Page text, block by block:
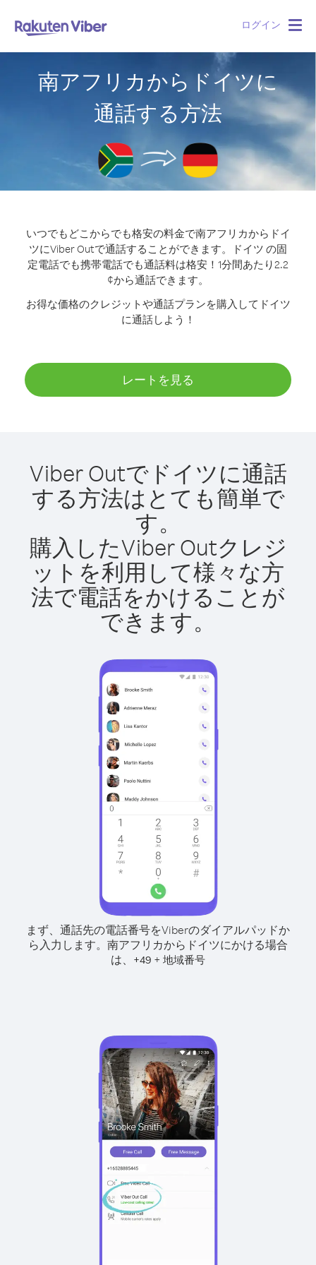
ログイン
南アフリカからドイツに
通話する方法
いつでもどこからでも格安の料金で南アフリカからドイ
ツにViber Outで通話することができます。
ドイツ の固
定電話でも携帯電話でも通話料は格安！1分間あたり2.2
¢から通話できます。
お得な価格のクレジットや通話プランを購入してドイツ
に通話しよう！
レートを見る
Viber Outでドイツに通話
する方法はとても簡単で
す。
購入したViber Outクレジ
ットを利用して様々な方
法で電話をかけることが
できます。
まず、通話先の電話番号をViberのダイアルパッドか
ら入力します。 南アフリカからドイツにかける場合
は、 +49 + 地域番号